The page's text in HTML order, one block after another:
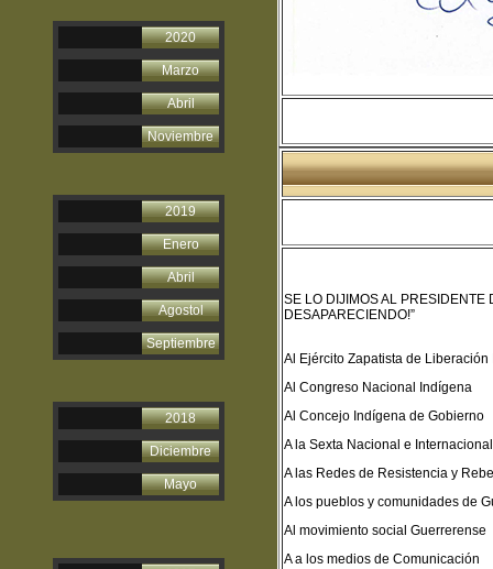
2020
Marzo
Abril
Noviembre
2019
Enero
Abril
Agostol
Septiembre
2018
Diciembre
Mayo
SE LO DIJIMOS AL PRESIDENTE
DESAPARECIENDO!”
Al Ejército Zapatista de Liberación
Al Congreso Nacional Indígena
Al Concejo Indígena de Gobierno
A la Sexta Nacional e Internacional
A las Redes de Resistencia y
A los pueblos y comunidades de
Al movimiento social Guerrerense
A a los medios de Comunicación